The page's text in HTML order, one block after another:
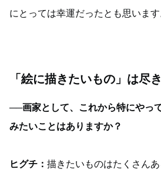
にとっては幸運だったとも思います
「絵に描きたいもの」は尽
──画家として、これから特にやっ
みたいことはありますか？
ヒグチ： 描きたいものはたくさん